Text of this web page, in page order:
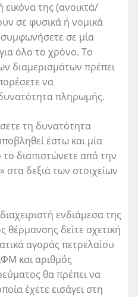
εικόνα της (ανοικτά/
σε φυσικά ή νομικά
σε μία
όλο το χρόνο. Το
διαμερισμάτων πρέπει
να
πληρωμής.
τη δυνατότητα
έστω και μία
διαπιστώνετε από την
στα δεξιά των στοιχείων
ενδιάμεσα της
θέρμανσης δείτε σχετική
αγοράς πετρελαίου
και αριθμός
θα πρέπει να
έχετε εισάγει στη